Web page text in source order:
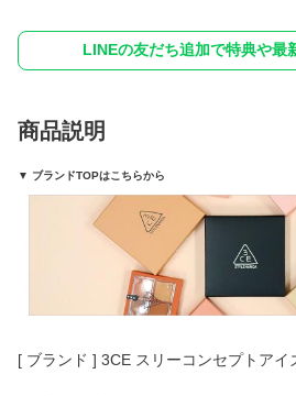
LINEの友だち追加で特典や最
商品説明
▼ ブランドTOPはこちらから
[ ブランド ] 3CE スリーコンセプトアイ